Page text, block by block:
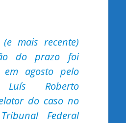
mais recente)
do prazo foi
em agosto pelo
Luís Roberto
do caso no
Federal